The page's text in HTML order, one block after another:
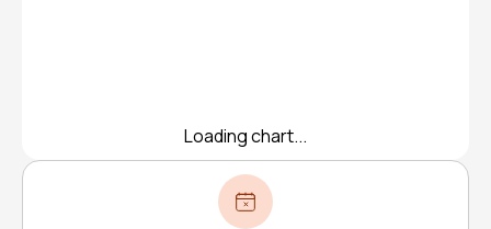
Loading chart...